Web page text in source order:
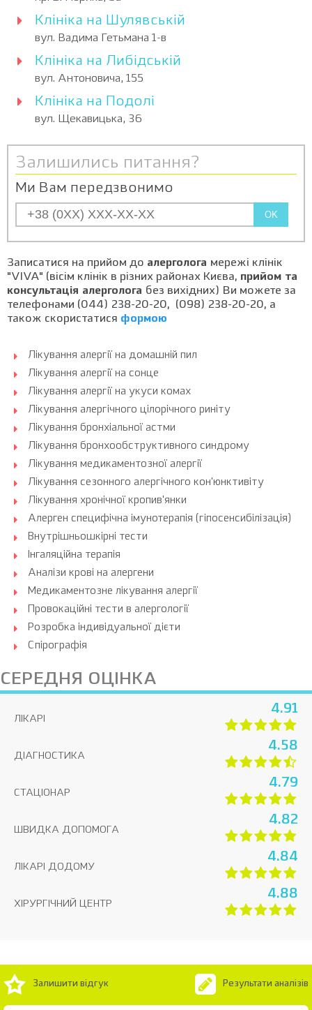
Клініка на Шулявській
вул. Вадима Гетьмана 1-в
Клініка на Либідській
вул. Антоновича, 155
Клініка на Подолі
вул. Щекавицька, 36
Залишились питання?
Ми Вам передзвонимо
OK
Записатися на прийом до алерголога мережі клінік
"VIVA" (вісім клінік в різних районах Києва, прийом та
консультація алерголога без вихідних) Ви можете за
телефонами (044) 238-20-20, (098) 238-20-20, а
також скористатися формою
Лікування алергії на домашній пил
Лікування алергії на сонце
Лікування алергії на укуси комах
Лікування алергічного цілорічного риніту
Лікування бронхіальної астми
Лікування бронхообструктивного синдрому
Лікування медикаментозної алергії
Лікування сезонного алергічного кон'юнктивіту
Лікування хронічної кропив'янки
Алерген специфічна імунотерапія (гіпосенсибілізація)
Внутрішньошкірні тести
Інгаляційна терапія
Аналізи крові на алергени
Медикаментозне лікування алергії
Провокаційні тести в алергології
Розробка індивідуальної дієти
Спірографія
СЕРЕДНЯ ОЦІНКА
ЛІКАРІ
4.91
ДІАГНОСТИКА
4.58
СТАЦІОНАР
4.79
ШВИДКА ДОПОМОГА
4.82
ЛІКАРІ ДОДОМУ
4.84
ХІРУРГІЧНИЙ ЦЕНТР
4.88
Залишити відгук Результати аналізів